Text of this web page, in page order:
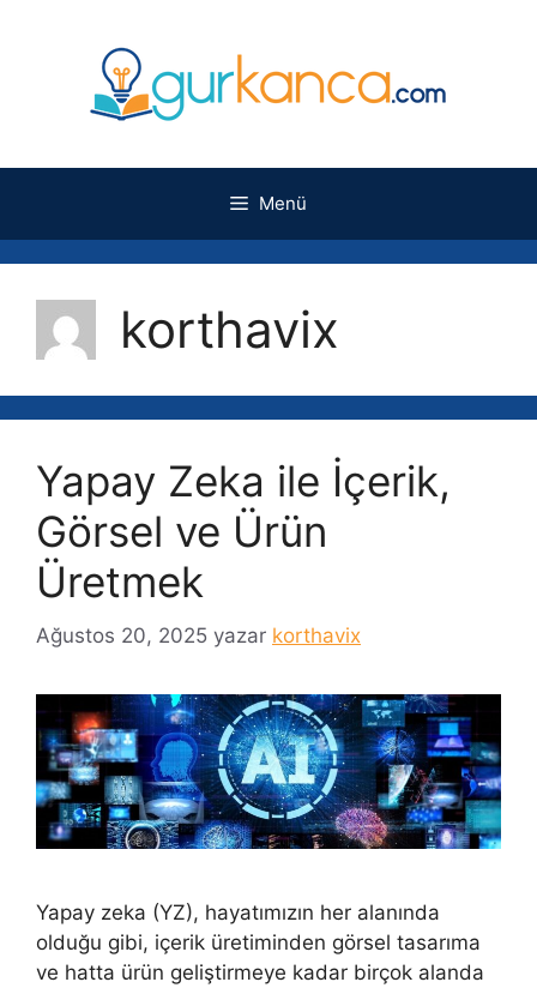
Menü
korthavix
Yapay Zeka ile İçerik,
Görsel ve Ürün
Üretmek
Ağustos 20, 2025 yazar korthavix
Yapay zeka (YZ), hayatımızın her alanında
olduğu gibi, içerik üretiminden görsel tasarıma
ve hatta ürün geliştirmeye kadar birçok alanda